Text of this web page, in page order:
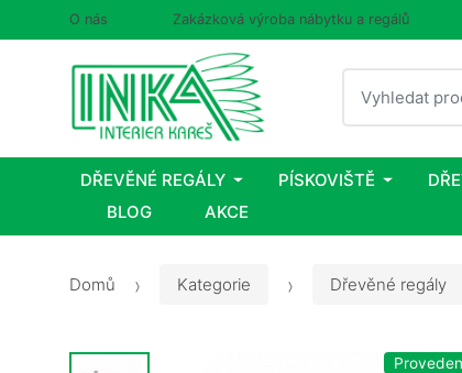
O nás Zakázková výroba nábytku a regálů
Vyhledat
DŘEVĚNÉ REGÁLY PÍSKOVIŠTĚ
BLOG
AKCE
Domů Kategorie Dřevěné regály